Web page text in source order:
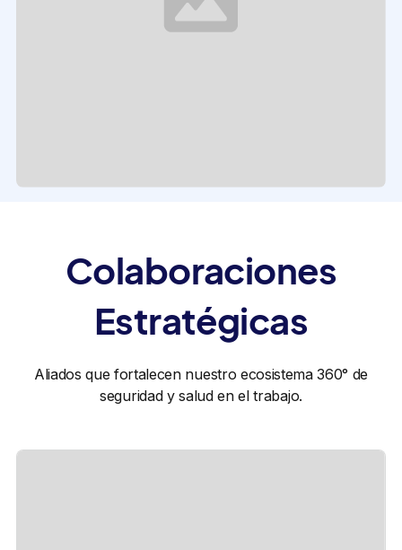
Colaboraciones
Estratégicas
Aliados que fortalecen nuestro ecosistema 360° de
seguridad y salud en el trabajo.